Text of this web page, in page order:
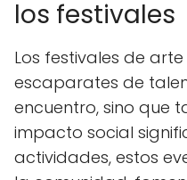
los festivales
Los festivales de
escaparates de
encuentro, sino que
impacto social
actividades, estos